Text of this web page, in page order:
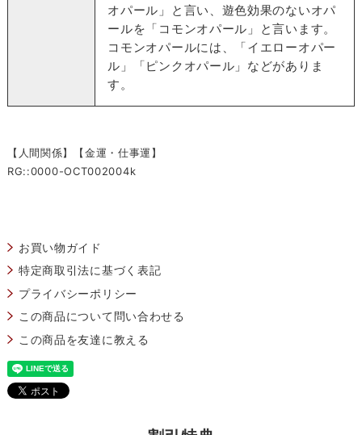
オパール」と言い、遊色効果のないオパ
ールを「コモンオパール」と言います。
コモンオパールには、「イエローオパー
ル」「ピンクオパール」などがありま
す。
【人間関係】【金運・仕事運】
RG::0000-OCT002004k
お買い物ガイド
特定商取引法に基づく表記
プライバシーポリシー
この商品について問い合わせる
この商品を友達に教える